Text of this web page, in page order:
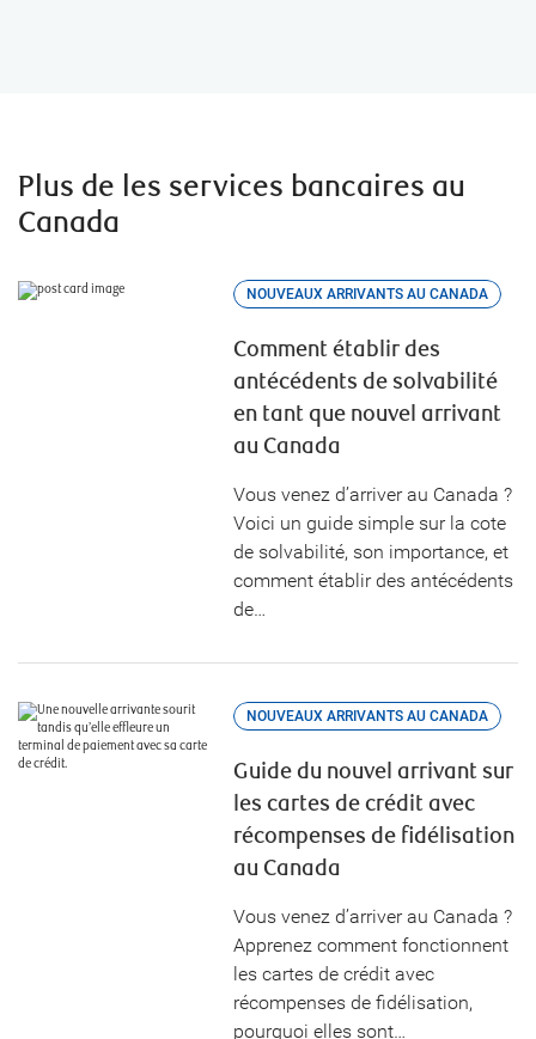
Plus de les services bancaires au
Canada
NOUVEAUX ARRIVANTS AU CANADA
Comment établir des
antécédents de solvabilité
en tant que nouvel arrivant
au Canada
Vous venez d’arriver au Canada ?
Voici un guide simple sur la cote
de solvabilité, son importance, et
comment établir des antécédents
de…
NOUVEAUX ARRIVANTS AU CANADA
Guide du nouvel arrivant sur
les cartes de crédit avec
récompenses de fidélisation
au Canada
Vous venez d’arriver au Canada ?
Apprenez comment fonctionnent
les cartes de crédit avec
récompenses de fidélisation,
pourquoi elles sont…